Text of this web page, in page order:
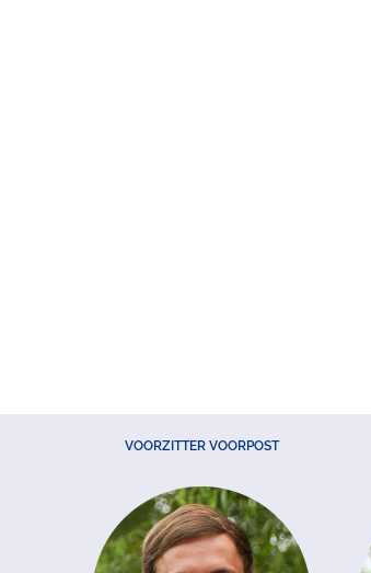
VOORZITTER VOORPOST